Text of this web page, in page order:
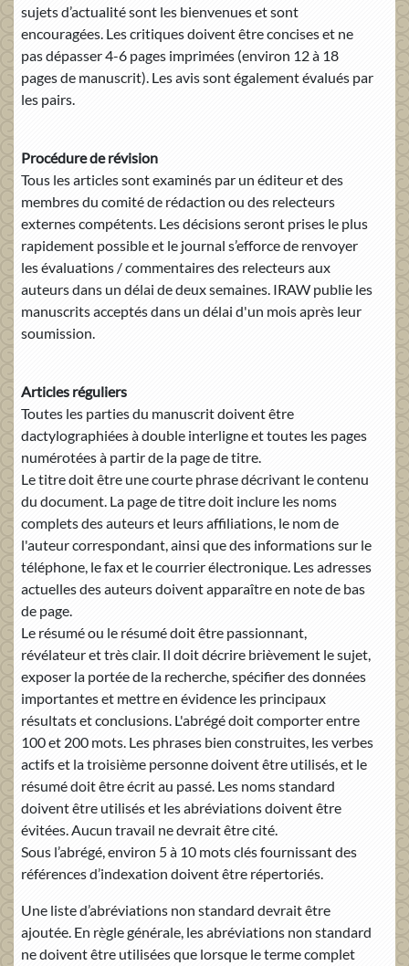
sujets d’actualité sont les bienvenues et sont
encouragées. Les critiques doivent être concises et ne
pas dépasser 4-6 pages imprimées (environ 12 à 18
pages de manuscrit). Les avis sont également évalués par
les pairs.
Procédure de révision
Tous les articles sont examinés par un éditeur et des
membres du comité de rédaction ou des relecteurs
externes compétents. Les décisions seront prises le plus
rapidement possible et le journal s’efforce de renvoyer
les évaluations / commentaires des relecteurs aux
auteurs dans un délai de deux semaines. IRAW publie les
manuscrits acceptés dans un délai d'un mois après leur
soumission.
Articles réguliers
Toutes les parties du manuscrit doivent être
dactylographiées à double interligne et toutes les pages
numérotées à partir de la page de titre.
Le titre doit être une courte phrase décrivant le contenu
du document. La page de titre doit inclure les noms
complets des auteurs et leurs affiliations, le nom de
l'auteur correspondant, ainsi que des informations sur le
téléphone, le fax et le courrier électronique. Les adresses
actuelles des auteurs doivent apparaître en note de bas
de page.
Le résumé ou le résumé doit être passionnant,
révélateur et très clair. Il doit décrire brièvement le sujet,
exposer la portée de la recherche, spécifier des données
importantes et mettre en évidence les principaux
résultats et conclusions. L'abrégé doit comporter entre
100 et 200 mots. Les phrases bien construites, les verbes
actifs et la troisième personne doivent être utilisés, et le
résumé doit être écrit au passé. Les noms standard
doivent être utilisés et les abréviations doivent être
évitées. Aucun travail ne devrait être cité.
Sous l’abrégé, environ 5 à 10 mots clés fournissant des
références d’indexation doivent être répertoriés.
Une liste d’abréviations non standard devrait être
ajoutée. En règle générale, les abréviations non standard
ne doivent être utilisées que lorsque le terme complet